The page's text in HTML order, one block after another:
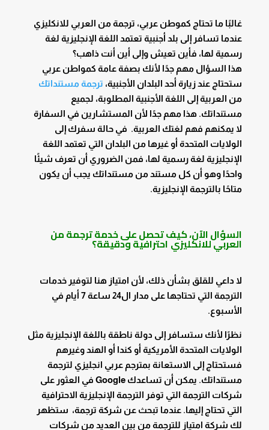
غالبًا ما تحتاج كموطن عربي، ترجمة من العربي للانكليزي
عندما تسافر إلى بلد أجنبية تعتمد اللغة الإنجليزية لغة
رسمية لها، فأين تعيش وإلى أين أنت ذاهب؟
هذا السؤال مهم جدًا لأنك بصفة عامة كمواطن عربي
ستحتاج عند زيارة أحد البلدان الأجنبية، ترجمة مستنداتك
من العربية إلى اللغة الأجنبية المطلوبة، لجميع
مستنداتك. هذا مهم جدًا لأن المستشارين في السفارة
لا يمكنهم فهم لغتك العربية. في حالة سفرك إلى
الولايات المتحدة أو غيرها من البلدان التي تعتمد اللغة
الإنجليزية لغة رسمية لها، فمن الضروري أن تعرف شيئًا
واحدًا وهو أن كل مستند من مستنداتك يجب أن يكون
متاحًا بالترجمة الإنجليزية.
السؤال الآن، كيف تحصل على خدمةترجمة من
العربي للانكليزياحترافية ودقيقة؟
لا داعي للقلق بشأن ذلك، لأن امتياز هنا لتوفير خدمات
الترجمة التي تحتاجها على مدار ال24 ساعة 7 أيام في
الأسبوع.
نظرًا لأنك ستسافر إلى دولة ناطقة باللغة الإنجليزية مثل
الولايات المتحدة الأمريكية أو كندا أو الهند وغيرهم
فستحتاج إلى الاستعانة بمترجم عربي انجليزي لترجمة
مستنداتك. يمكن أن تساعدك Google في العثور على
شركات الترجمةالتي توفر الترجمة الإنجليزية الاحترافية
التي تحتاج إليها. عندما تبحث عن شركة ترجمة، ستظهر
لك شركة امتياز للترجمة من بين العديد من شركات